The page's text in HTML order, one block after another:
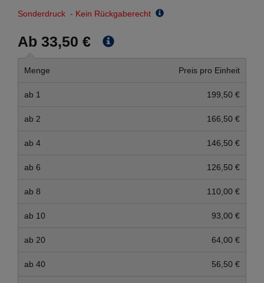
Sonderdruck - Kein Rückgaberecht
Ab 33,50 €
Menge Preis pro Einheit
ab 1 199,50 €
ab 2 166,50 €
ab 4 146,50 €
ab 6 126,50 €
ab 8 110,00 €
ab 10 93,00 €
ab 20 64,00 €
ab 40 56,50 €